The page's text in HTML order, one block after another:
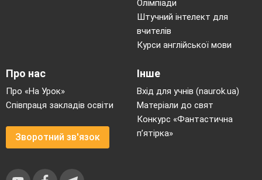
Олімпіади
Штучний інтелект для
вчителів
Курси англійської мови
Про нас
Про «На Урок»
Співпраця закладів освіти
Зворотний зв'язок
Інше
Вхід для учнів (naurok.ua)
Матеріали до свят
Конкурс «Фантастична
п’ятірка»